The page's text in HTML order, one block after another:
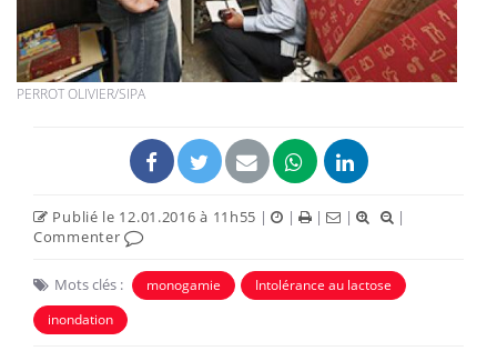
PERROT OLIVIER/SIPA
Publié le 12.01.2016 à 11h55 | | | |
|
Commenter
Mots clés : monogamie
Intolérance au lactose
inondation